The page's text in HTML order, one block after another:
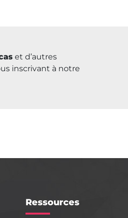
et d’autres
inscrivant à notre
Ressources